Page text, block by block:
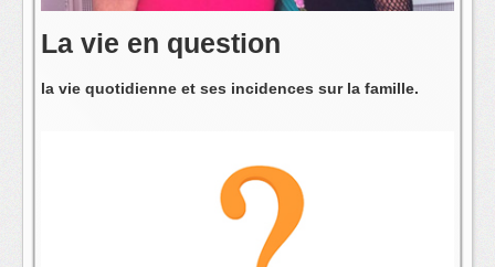
La vie en question
la vie quotidienne et ses incidences sur la famille.